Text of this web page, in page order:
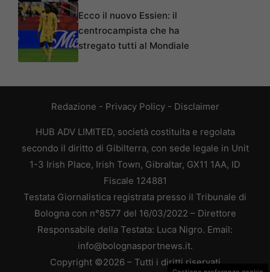
Ecco il nuovo Essien: il
centrocampista che ha
stregato tutti al Mondiale
Redazione - Privacy Policy- Disclaimer
HUB ADV LIMITED, società costituita e regolata
secondo il diritto di Gibilterra, con sede legale in Unit
1-3 Irish Place, Irish Town, Gibraltar, GX11 1AA, ID
Fiscale 124881
Testata Giornalistica registrata presso il Tribunale di
Bologna con n°8577 del 16/03/2022 – Direttore
Responsabile della Testata: Luca Nigro. Email:
info@bolognasportnews.it.
Copyright ©2026 – Tutti i diritti riservati